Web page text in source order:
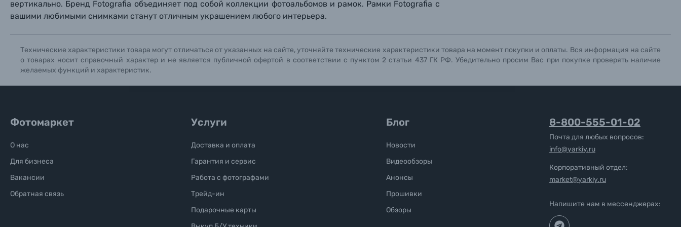
Отправить вопрос
Отправить вопрос
Солнцезащитные очки
Уценённые товары
вертикально. Бренд Fotografia объединяет под собой коллекции фотоальбомов и рамок. Рамки Fotografia с
вашими любимыми снимками станут отличным украшением любого интерьера.
Технические характеристики товара могут отличаться от указанных на сайте, уточняйте технические характеристики товара на момент покупки и оплаты. Вся информация на сайте
о товарах носит справочный характер и не является публичной офертой в соответствии с пунктом 2 статьи 437 ГК РФ. Убедительно просим Вас при покупке проверять наличие
желаемых функций и характеристик.
Отправить вопрос
Фотомаркет
О нас
Для бизнеса
Вакансии
Обратная связь
Услуги
Доставка и оплата
Гарантия и сервис
Работа с фотографами
Трейд-ин
Подарочные карты
Блог
Новости
Видеообзоры
Анонсы
Прошивки
Обзоры
8-800-555-01-02
Почта для любых вопросов:
info@yarkiy.ru
Корпоративный отдел:
market@yarkiy.ru
Напишите нам в мессенджерах: